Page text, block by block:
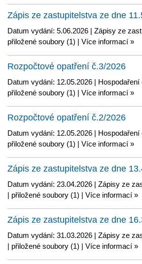
Zápis ze zastupitelstva ze dne
Datum vydání: 5.06.2026 | Zápisy ze
přiložené soubory (1) | Více informací »
Rozpočtové opatření č.3/2026
Datum vydání: 12.05.2026 | Hospodaření
přiložené soubory (1) | Více informací »
Rozpočtové opatření č.2/2026
Datum vydání: 12.05.2026 | Hospodaření
přiložené soubory (1) | Více informací »
Zápis ze zastupitelstva ze dne
Datum vydání: 23.04.2026 | Zápisy ze
| přiložené soubory (1) | Více informací »
Zápis ze zastupitelstva ze dne
Datum vydání: 31.03.2026 | Zápisy ze
| přiložené soubory (1) | Více informací »